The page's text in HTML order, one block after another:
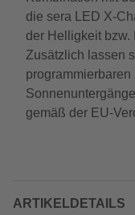
die sera LED X-
der Helligkeit bzw.
Zusätzlich lassen
gemäß der EU-
ARTIKELDETAILS